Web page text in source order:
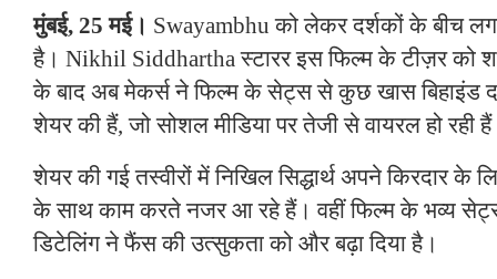
मुंबई, 25 मई। Swayambhu को लेकर दर्शकों के बीच
है। Nikhil Siddhartha स्टारर इस फिल्म के टीज़र को
के बाद अब मेकर्स ने फिल्म के सेट्स से कुछ खास बिहाइंड द
शेयर की हैं, जो सोशल मीडिया पर तेजी से वायरल हो रही
शेयर की गई तस्वीरों में निखिल सिद्धार्थ अपने किरदार के
के साथ काम करते नजर आ रहे हैं। वहीं फिल्म के भव्य
डिटेलिंग ने फैंस की उत्सुकता को और बढ़ा दिया है।